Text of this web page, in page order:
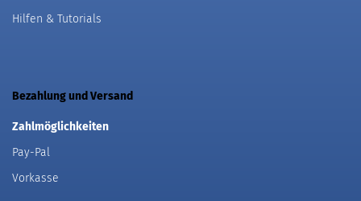
Hilfen & Tutorials
Bezahlung und Versand
Zahlmöglichkeiten
Pay-Pal
Vorkasse